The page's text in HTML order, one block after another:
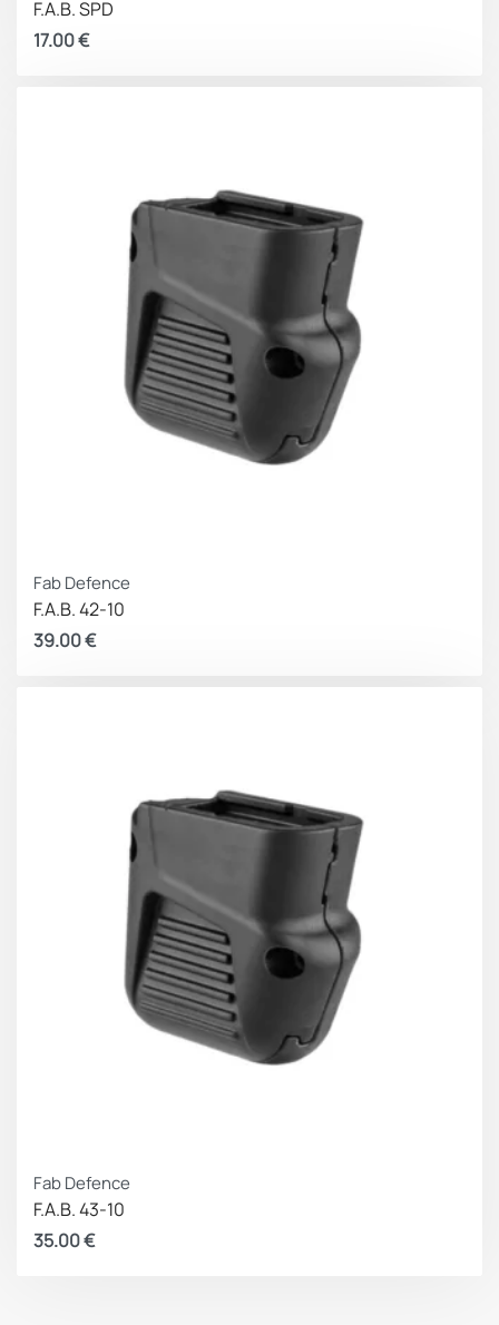
F.A.B. SPD
17.00€
Fab Defence
F.A.B. 42-10
39.00€
Fab Defence
F.A.B. 43-10
35.00€